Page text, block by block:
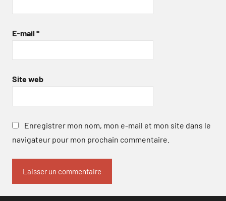
E-mail *
Site web
Enregistrer mon nom, mon e-mail et mon site dans le
navigateur pour mon prochain commentaire.